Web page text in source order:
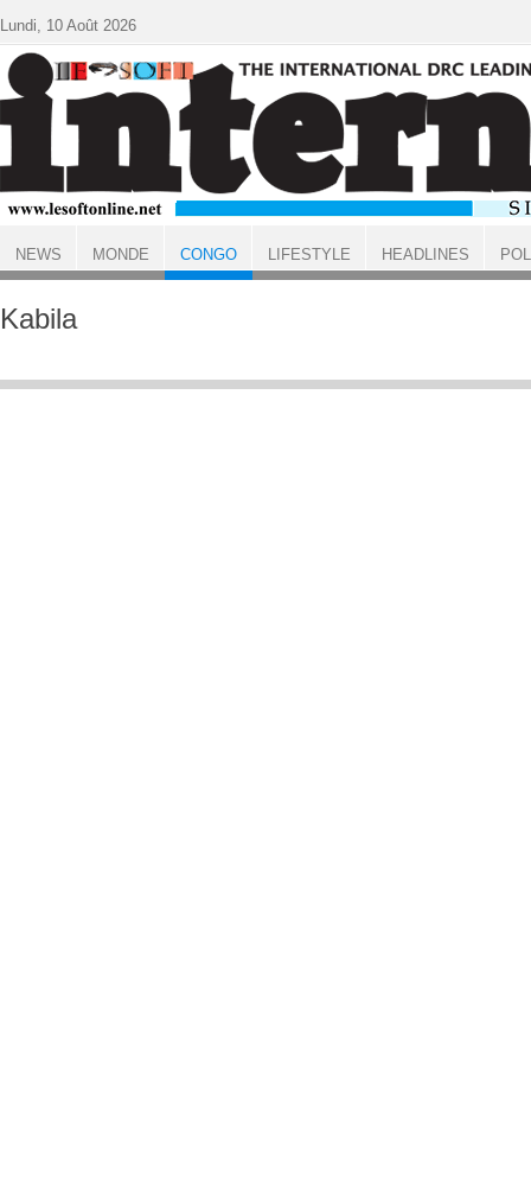
ACCUEIL CONGO
Kabila
Lundi, 10 Août 2026
NEWS MONDE CONGO LIFESTYLE HEADLINES